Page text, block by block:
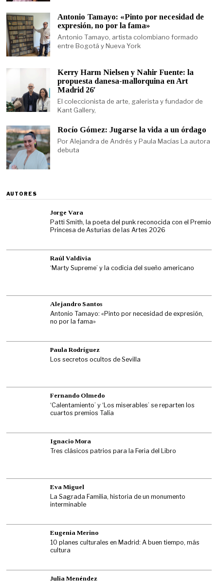
Antonio Tamayo: «Pinto por necesidad de
expresión, no por la fama»
Antonio Tamayo, artista colombiano formado
entre Bogotá y Nueva York
Kerry Harm Nielsen y Nahir Fuente: la
propuesta danesa-mallorquina en Art
Madrid 26′
El coleccionista de arte, galerista y fundador de
Kant Gallery,
Rocío Gómez: Jugarse la vida a un órdago
Por Alejandra de Andrés y Paula Macías La autora
debuta
AUTORES
Jorge Vara
Patti Smith, la poeta del punk reconocida con el Premio
Princesa de Asturias de las Artes 2026
Raúl Valdivia
‘Marty Supreme’ y la codicia del sueño americano
Alejandro Santos
Antonio Tamayo: «Pinto por necesidad de expresión,
no por la fama»
Paula Rodríguez
Los secretos ocultos de Sevilla
Fernando Olmedo
‘Calentamiento’ y ‘Los miserables’ se reparten los
cuartos premios Talía
Ignacio Mora
Tres clásicos patrios para la Feria del Libro
Eva Miguel
La Sagrada Familia, historia de un monumento
interminable
Eugenia Merino
10 planes culturales en Madrid: A buen tiempo, más
cultura
Julia Menéndez